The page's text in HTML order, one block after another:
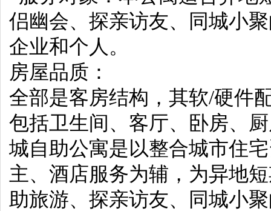
侣幽会、探亲访友、同城小
企业和个人。
房屋品质：
全部是客房结构，其软/硬件
包括卫生间、客厅、卧房、
城自助公寓是以整合城市住
主、酒店服务为辅，为异地
助旅游、探亲访友、同城小